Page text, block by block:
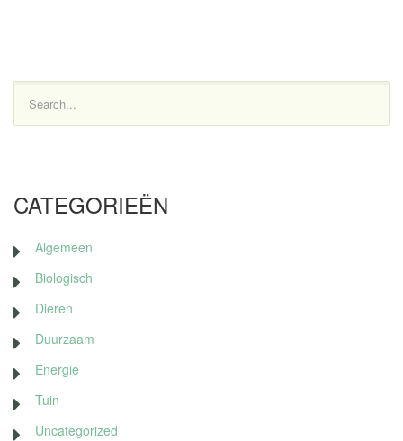
CATEGORIEËN
Algemeen
Biologisch
Dieren
Duurzaam
Energie
Tuin
Uncategorized